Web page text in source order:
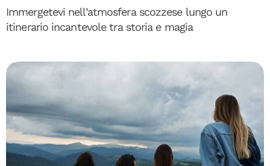
Immergetevi nell’atmosfera scozzese lungo un
itinerario incantevole tra storia e magia